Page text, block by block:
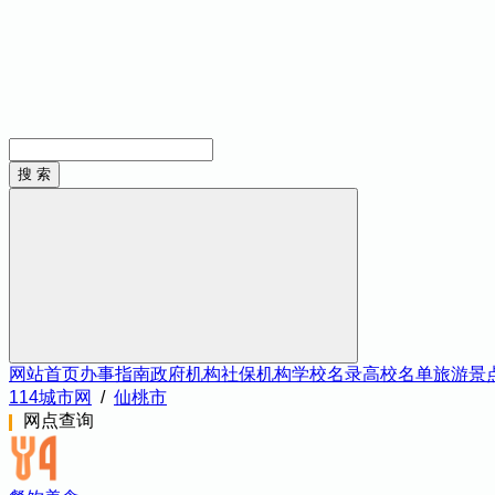
网站首页办事指南政府机构社保机构学校名录高校名单旅游景
114城市网
/ 仙桃市
网点查询